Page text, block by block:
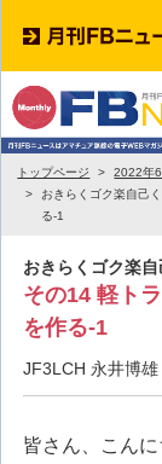
トップページ
2022年
おきらくゴク楽自己
る-1
おきらくゴク楽
その14 軽ト
を作る-1
JF3LCH 永井博雄
皆さん、こん